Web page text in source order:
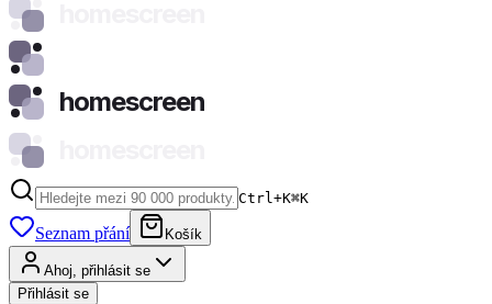
homescreen
Ctrl+K⌘K
Seznam přání Košík
Ahoj, přihlásit se
Přihlásit se